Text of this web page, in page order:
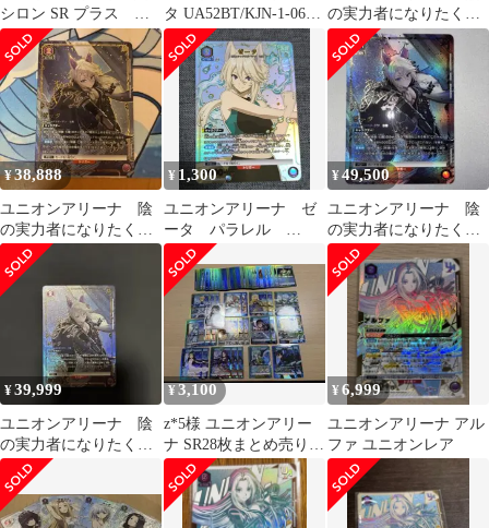
シロン SR プラス レ
アまとめ売り
タ UA52BT/KJN-1-066
R★ UNION ARENA 412
の実力者になりたく
て！ Ｒ☆☆ ゼータ
星２ パラレル
¥38,888
ユニオンアリーナ 陰
の実力者になりたく
て ゼータ R星2
¥ 1,300
ユニオンアリーナ ゼ
ータ パラレル
R★ 陰の実力者にな
りたくて！
¥49,500
ユニオンアリーナ 陰
の実力者になりたく
て ゼータ R星2
¥39,999
ユニオンアリーナ 陰
の実力者になりたく
て！ Ｒ☆☆ ゼータ
星２ パラレル
¥3,100
z*5様 ユニオンアリー
ナ SR28枚まとめ売り
SAO おまけ
¥6,999
ユニオンアリーナ アル
ファ ユニオンレア